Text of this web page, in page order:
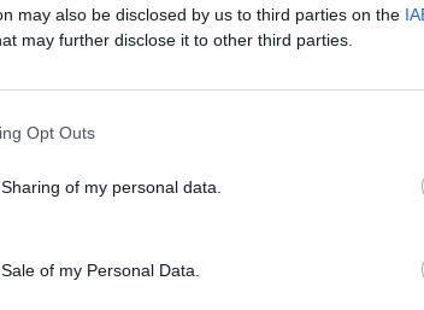
may also be disclosed by us to third parties on the
may further disclose it to other third parties.
Opt Outs
of my personal data.
of my Personal Data.